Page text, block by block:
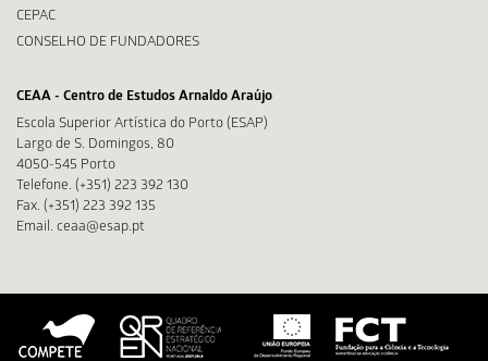
CEPAC
CONSELHO DE FUNDADORES
CEAA - Centro de Estudos Arnaldo Araújo
Escola Superior Artística do Porto (ESAP)
Largo de S. Domingos, 80
4050-545 Porto
Telefone. (+351) 223 392 130
Fax. (+351) 223 392 135
Email. ceaa@esap.pt